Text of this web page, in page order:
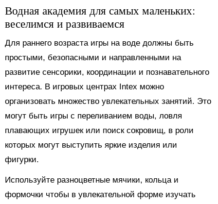
Водная академия для самых маленьких:
веселимся и развиваемся
Для раннего возраста игры на воде должны быть
простыми, безопасными и направленными на
развитие сенсорики, координации и познавательного
интереса. В игровых центрах Intex можно
организовать множество увлекательных занятий. Это
могут быть игры с переливанием воды, ловля
плавающих игрушек или поиск сокровищ, в роли
которых могут выступить яркие изделия или
фигурки.
Используйте разноцветные мячики, кольца и
формочки чтобы в увлекательной форме изучать